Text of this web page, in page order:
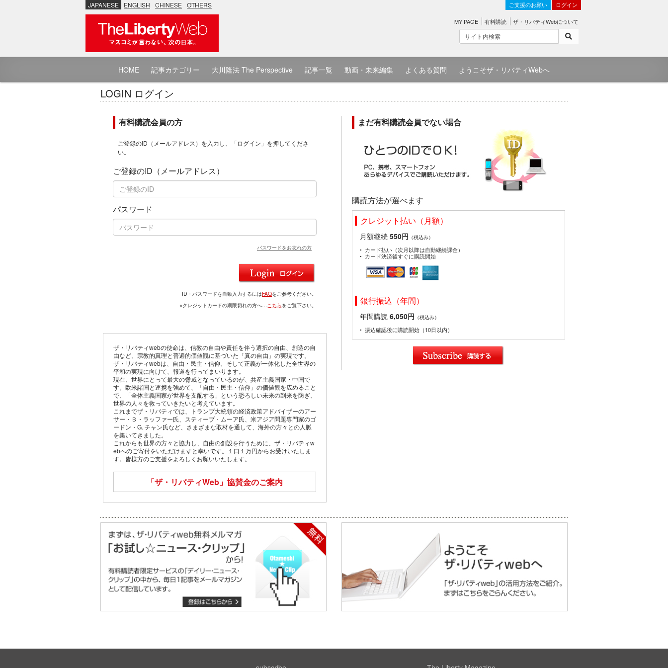
JAPANESE ENGLISH CHINESE OTHERS ご支援のお願い ログイン
MY PAGE 有料購読 ザ・リバティWebについて
HOME 記事カテゴリー 大川隆法 The Perspective 記事一覧 動画・未来編集 よくある質問 ようこそザ・リバティWebへ
LOGIN ログイン
有料購読会員の方
ご登録のID（メールアドレス）を入力し、「ログイン」を押してくださ
い。
ご登録のID（メールアドレス）
パスワード
パスワードをお忘れの方
ID・パスワードを自動入力するにはFAQをご参考ください。
※クレジットカードの期限切れの方へ…こちらをご覧下さい。
ザ・リバティwebの使命は、信教の自由や責任を伴う選択の自由、創造の自
由など、宗教的真理と普遍的価値観に基づいた「真の自由」の実現です。
ザ・リバティwebは、自由・民主・信仰、そして正義が一体化した全世界の
平和の実現に向けて、報道を行ってまいります。
現在、世界にとって最大の脅威となっているのが、共産主義国家・中国で
す。欧米諸国と連携を強めて、「自由・民主・信仰」の価値観を広めること
で、「全体主義国家が世界を支配する」という恐ろしい未来の到来を防ぎ、
世界の人々を救っていきたいと考えています。
これまでザ・リバティでは、トランプ大統領の経済政策アドバイザーのアー
サー・Ｂ・ラッファー氏、スティーブ・ムーア氏、米アジア問題専門家のゴ
ードン・G. チャン氏など、さまざまな取材を通して、海外の方々との人脈
を築いてきました。
これからも世界の方々と協力し、自由の創設を行うために、ザ・リバティw
ebへのご寄付をいただけますと幸いです。１口１万円からお受けいたしま
す。皆様方のご支援をよろしくお願いいたします。
「ザ・リバティWeb」 協賛金のご案内
まだ有料購読会員でない場合
購読方法が選べます
クレジット払い（月額）
月額継続 550円 （税込み）
カード払い（次月以降は自動継続課金）
カード決済後すぐに購読開始
銀行振込（年間）
年間購読 6,050円 （税込み）
振込確認後に購読開始（10日以内）